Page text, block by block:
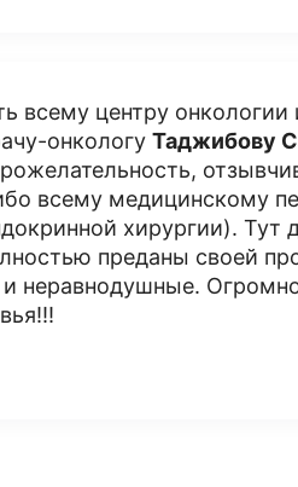
всему центру
онкологу Таджибову
всему медицинскому
хирургии). Тут
преданы своей
неравнодушные.